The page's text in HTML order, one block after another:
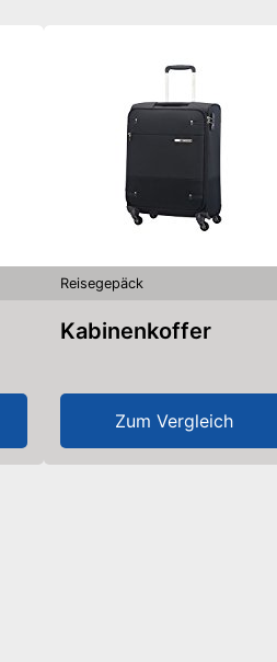
Reisegepäck
Kabinenkoffer
Zum Vergleich